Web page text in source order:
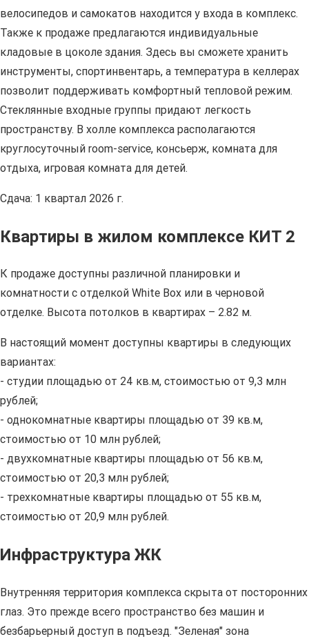
велосипедов и самокатов находится у входа в комплекс.
Также к продаже предлагаются индивидуальные
кладовые в цоколе здания. Здесь вы сможете хранить
инструменты, спортинвентарь, а температура в келлерах
позволит поддерживать комфортный тепловой режим.
Стеклянные входные группы придают легкость
пространству. В холле комплекса располагаются
круглосуточный room-service, консьерж, комната для
отдыха, игровая комната для детей.
Сдача: 1 квартал 2026 г.
Квартиры в жилом комплексе КИТ 2
К продаже доступны различной планировки и
комнатности с отделкой White Box или в черновой
отделке. Высота потолков в квартирах – 2.82 м.
В настоящий момент доступны квартиры в следующих
вариантах:
- студии площадью от 24 кв.м, стоимостью от 9,3 млн
рублей;
- однокомнатные квартиры площадью от 39 кв.м,
стоимостью от 10 млн рублей;
- двухкомнатные квартиры площадью от 56 кв.м,
стоимостью от 20,3 млн рублей;
- трехкомнатные квартиры площадью от 55 кв.м,
стоимостью от 20,9 млн рублей.
Инфраструктура ЖК
Внутренняя территория комплекса скрыта от посторонних
глаз. Это прежде всего пространство без машин и
безбарьерный доступ в подъезд. "Зеленая" зона